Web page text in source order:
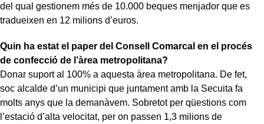
del qual gestionem més de 10.000 beques menjador que es
tradueixen en 12 milions d’euros.
Quin ha estat el paper del Consell Comarcal en el procés
de confecció de l’àrea metropolitana?
Donar suport al 100% a aquesta àrea metropolitana. De fet,
soc alcalde d’un municipi que juntament amb la Secuita fa
molts anys que la demanàvem. Sobretot per qüestions com
l’estació d’alta velocitat, per on passen 1,3 milions de